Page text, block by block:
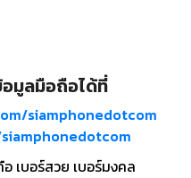
มูลมือถือได้ที่
siamphonedotcom
เบอร์สวย เบอร์มงคล